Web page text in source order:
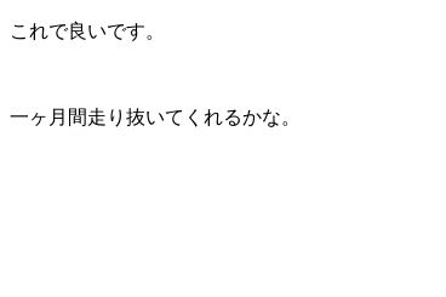
これで良いです。
一ヶ月間走り抜いてくれるかな。